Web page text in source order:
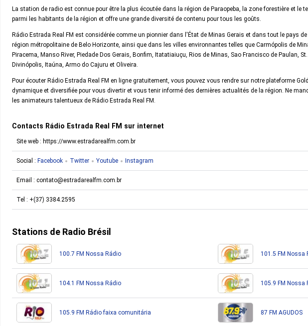
La station de radio est connue pour être la plus écoutée dans la région de Paraopeba, la zone forestière et le
parmi les habitants de la région et offre une grande diversité de contenu pour tous les goûts.
Rádio Estrada Real FM est considérée comme un pionnier dans l'État de Minas Gerais et dans tout le pays
région métropolitaine de Belo Horizonte, ainsi que dans les villes environnantes telles que Carmópolis de
Piracema, Manso River, Piedade Dos Gerais, Bonfim, Itatatiaiuçu, Rios de Minas, Sao Francisco de Paulan,
Divinópolis, Itaúna, Armo do Cajuru et Oliveira.
Pour écouter Rádio Estrada Real FM en ligne gratuitement, vous pouvez vous rendre sur notre plateforme
dynamique et diversifiée pour vous divertir et vous tenir informé des dernières actualités de la région. Ne
les animateurs talentueux de Rádio Estrada Real FM.
Contacts Rádio Estrada Real FM sur internet
Site web : https://www.estradarealfm.com.br
Social : Facebook Twitter Youtube Instagram
Email : contato@estradarealfm.com.br
Tel : +(37) 3384.2595
Stations de Radio Brésil
100.7 FM Nossa Rádio 101.5 FM Nossa
104.1 FM Nossa Rádio 105.9 FM Nossa
105.9 FM Rádio faixa comunitária 87 FM AGUDOS